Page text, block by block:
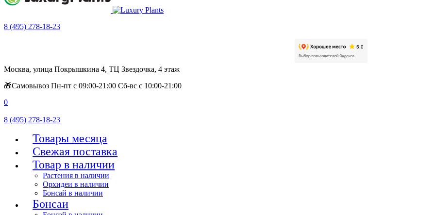
8 (495) 278-18-23
Москва, улица Покрышкина 4, ТЦ Звездочка, 4 этаж
🎁Самовывоз Пн-пт с 09:00-21:00 Сб-вс с 10:00-21:00
0
8 (495) 278-18-23
Товары месяца
Свежая поставка
Товар в наличии
Растения в наличии
Орхидеи в наличии
Бонсай в наличии
Бонсаи